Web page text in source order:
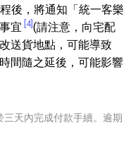
後，將通知「統一客樂
宜 [4](請注意，向宅配
送貨地點，可能導致
間隨之延後，可能影響
天內完成付款手續。逾期